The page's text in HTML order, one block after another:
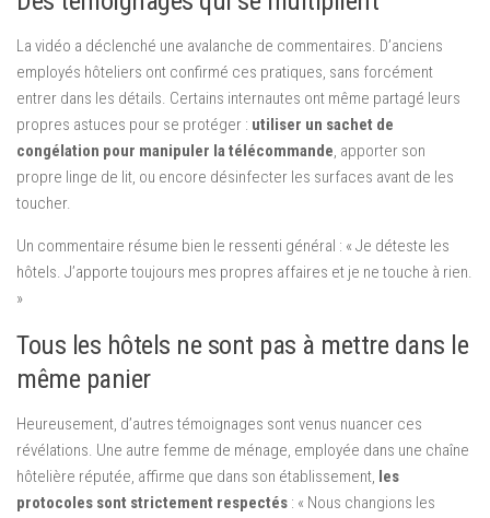
La vidéo a déclenché une avalanche de commentaires. D’anciens
employés hôteliers ont confirmé ces pratiques, sans forcément
entrer dans les détails. Certains internautes ont même partagé leurs
propres astuces pour se protéger : utiliser un sachet de
congélation pour manipuler la télécommande, apporter son
propre linge de lit, ou encore désinfecter les surfaces avant de les
toucher.
Un commentaire résume bien le ressenti général : « Je déteste les
hôtels. J’apporte toujours mes propres affaires et je ne touche à rien.
»
Tous les hôtels ne sont pas à mettre dans le
même panier
Heureusement, d’autres témoignages sont venus nuancer ces
révélations. Une autre femme de ménage, employée dans une chaîne
hôtelière réputée, affirme que dans son établissement, les
protocoles sont strictement respectés : « Nous changions les